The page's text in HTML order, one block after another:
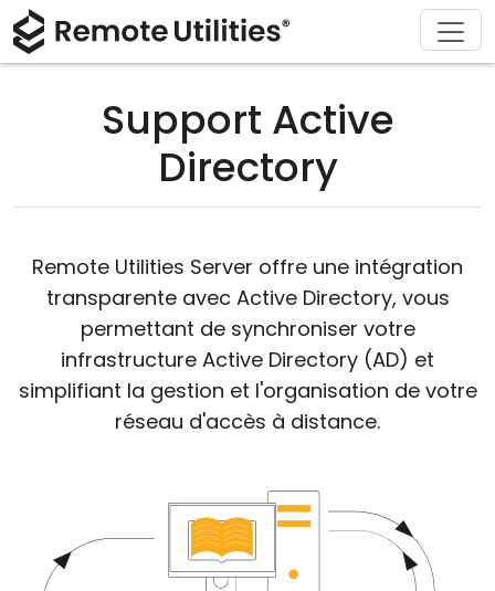
Support Active
Directory
Remote Utilities Server offre une intégration
transparente avec Active Directory, vous
permettant de synchroniser votre
infrastructure Active Directory (AD) et
simplifiant la gestion et l'organisation de votre
réseau d'accès à distance.
Produit
Modes de connexion
Accès non surveillé
Support d'Active Directory
Solutions
Fabrication et vente au détail
Technologie de l'information
Télécharger
Acheter
Assistant de licence
Support
Documentation
À propos
Salle de presse